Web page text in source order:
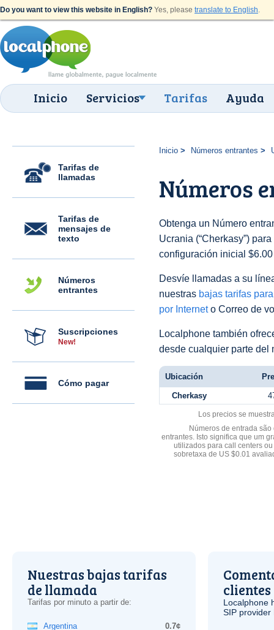
Do you want to view this website in English? Yes, please translate to English.
Inicio Servicios Tarifas Ayuda
Tarifas de
llamadas
Tarifas de
mensajes de
texto
Números
entrantes
Suscripciones
New!
Cómo pagar
Inicio Números entrantes
Números
Obtenga un Número
Ucrania (“Cherkasy”)
configuración inicial
Desvíe llamadas a su
nuestras bajas tarifas
por Interneto Correo de
Localphone también
desde cualquier parte del
Ubicación
Cherkasy
Los precios se
Números de entrada
entrantes. Isto significa que um
utilizados para call centers
sobretaxa de US $0.01
Nuestras bajas tarifas
de llamada
Tarifas por minuto a partir de:
Argentina
0.7¢
clientes
Localphone
SIP provider